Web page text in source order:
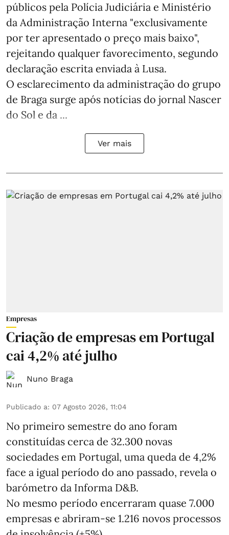
públicos pela Polícia Judiciária e Ministério
da Administração Interna "exclusivamente
por ter apresentado o preço mais baixo",
rejeitando qualquer favorecimento, segundo
declaração escrita enviada à Lusa.
O esclarecimento da administração do grupo
de Braga surge após notícias do jornal Nascer
do Sol e da ...
Ver mais
Empresas
Criação de empresas em Portugal
cai 4,2% até julho
Nuno Braga
Publicado a: 07 Agosto 2026, 11:04
No primeiro semestre do ano foram
constituídas cerca de 32.300 novas
sociedades em Portugal, uma queda de 4,2%
face a igual período do ano passado, revela o
barómetro da Informa D&B.
No mesmo período encerraram quase 7.000
empresas e abriram‑se 1.216 novos processos